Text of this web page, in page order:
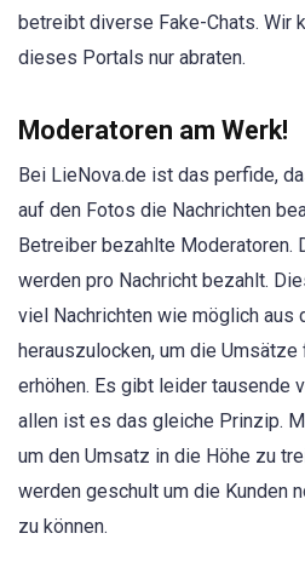
betreibt diverse Fake-Chats. Wir
dieses Portals nur abraten.
Moderatoren am Werk!
Bei LieNova.de ist das perfide,
auf den Fotos die Nachrichten
Betreiber bezahlte Moderatoren.
werden pro Nachricht bezahlt.
viel Nachrichten wie möglich aus
herauszulocken, um die
erhöhen. Es gibt leider tausende
allen ist es das gleiche Prinzip.
um den Umsatz in die Höhe zu
werden geschult um die Kunden
zu können.